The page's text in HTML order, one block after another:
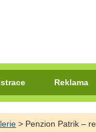
Reklama
> Penzion Patrik –